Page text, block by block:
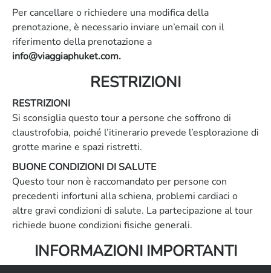
Per cancellare o richiedere una modifica della
prenotazione, è necessario inviare un’email con il
riferimento della prenotazione a
info@viaggiaphuket.com.
RESTRIZIONI
RESTRIZIONI
Si sconsiglia questo tour a persone che soffrono di
claustrofobia, poiché l’itinerario prevede l’esplorazione di
grotte marine e spazi ristretti.
BUONE CONDIZIONI DI SALUTE
Questo tour non è raccomandato per persone con
precedenti infortuni alla schiena, problemi cardiaci o
altre gravi condizioni di salute. La partecipazione al tour
richiede buone condizioni fisiche generali.
INFORMAZIONI IMPORTANTI